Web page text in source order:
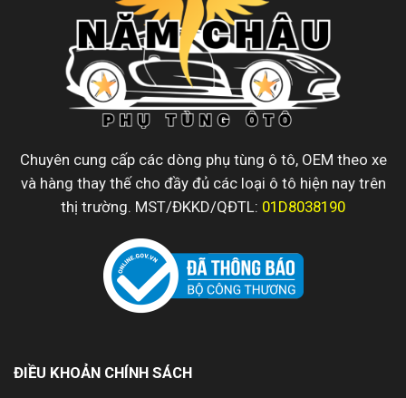
Chuyên cung cấp các dòng phụ tùng ô tô, OEM theo xe
và hàng thay thế cho đầy đủ các loại ô tô hiện nay trên
thị trường. MST/ĐKKD/QĐTL: 01D8038190
ĐIỀU KHOẢN CHÍNH SÁCH